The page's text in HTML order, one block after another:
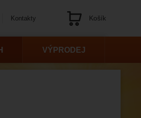
VÝPRODEJ
Kontakty Košík